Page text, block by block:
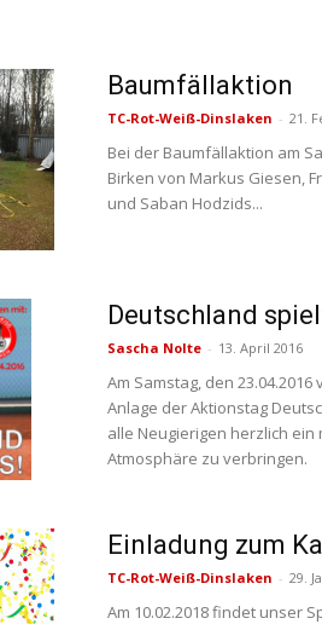
Baumfällaktion
TC-Rot-Weiß-Dinslaken - 21.
Bei der Baumfällaktion am
Birken von Markus Giesen,
und Saban Hodzids...
Deutschland
Sascha Nolte - 13. April 2016
Am Samstag, den
Anlage der Aktionstag
alle Neugierigen herzlich
Atmosphäre zu verbringen.
Einladung zum
TC-Rot-Weiß-Dinslaken - 29.
Am 10.02.2018 findet unser